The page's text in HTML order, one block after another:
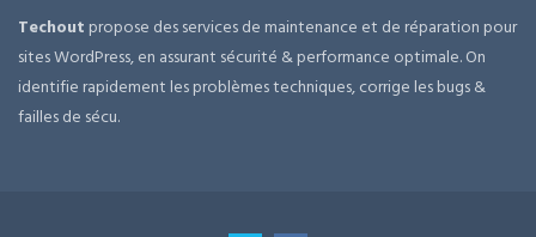
Techout propose des services de maintenance et de réparation pour
sites WordPress, en assurant sécurité & performance optimale. On
identifie rapidement les problèmes techniques, corrige les bugs &
failles de sécu.